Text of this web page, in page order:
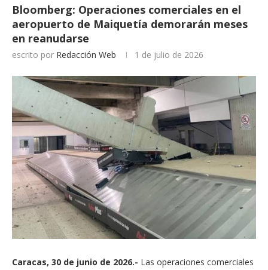
Bloomberg: Operaciones comerciales en el
aeropuerto de Maiquetía demorarán meses
en reanudarse
escrito por Redacción Web 1 de julio de 2026
Caracas, 30 de junio de 2026.- Las operaciones comerciales